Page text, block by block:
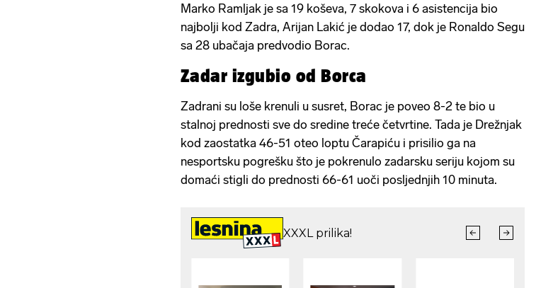
Marko Ramljak je sa 19 koševa, 7 skokova i 6 asistencija bio
najbolji kod Zadra, Arijan Lakić je dodao 17, dok je Ronaldo Segu
sa 28 ubačaja predvodio Borac.
Zadar izgubio od Borca
Zadrani su loše krenuli u susret, Borac je poveo 8-2 te bio u
stalnoj prednosti sve do sredine treće četvrtine. Tada je Drežnjak
kod zaostatka 46-51 oteo loptu Čarapiću i prisilio ga na
nesportsku pogrešku što je pokrenulo zadarsku seriju kojom su
domaći stigli do prednosti 66-61 uoči posljednjih 10 minuta.